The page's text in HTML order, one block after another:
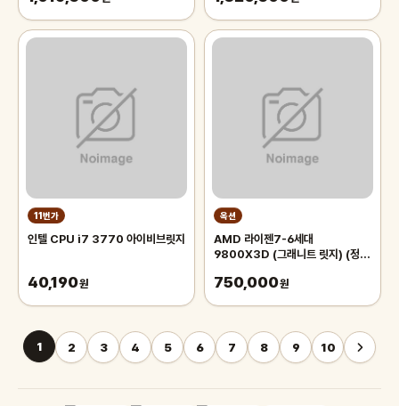
11번가
인텔 CPU i7 3770 아이비브릿지
40,190원
옥션
AMD 라이젠7-6세대
9800X3D (그래니트 릿지) (정
750,000원
1 2 3 4 5 6 7 8 9 10